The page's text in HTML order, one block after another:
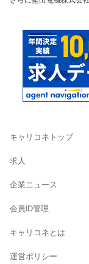
キャリコネトップ
求人
企業ニュース
会員ID管理
キャリコネとは
運営ポリシー